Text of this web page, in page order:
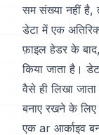
सम संख्या नहीं है,
डेटा में एक
फ़ाइल हेडर के
किया जाता है।
वैसे ही लिखा
बनाए रखने के लिए
एक ar आर्काइव